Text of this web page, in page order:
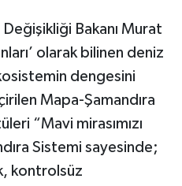
Bakanı Murat
olarak bilinen deniz
dengesini
Mapa-Şamandıra
“Mavi mirasımızı
Sistemi sayesinde;
kontrolsüz